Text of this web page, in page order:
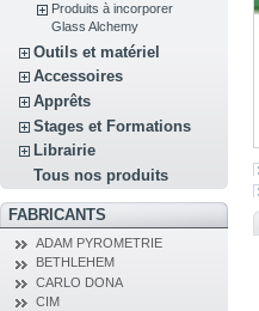
Produits à incorporer
Glass Alchemy
Outils et matériel
Accessoires
Apprêts
Stages et Formations
Librairie
Tous nos produits
FABRICANTS
ADAM PYROMETRIE
BETHLEHEM
CARLO DONA
CIM